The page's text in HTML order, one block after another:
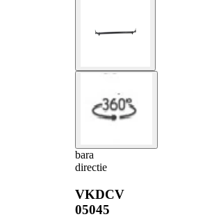
bara
directie
VKDCV
05045